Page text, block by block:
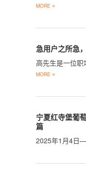
MORE »
急用户之所急
高先生是一位
MORE »
宁夏红寺堡葡
篇
2025年1月4日